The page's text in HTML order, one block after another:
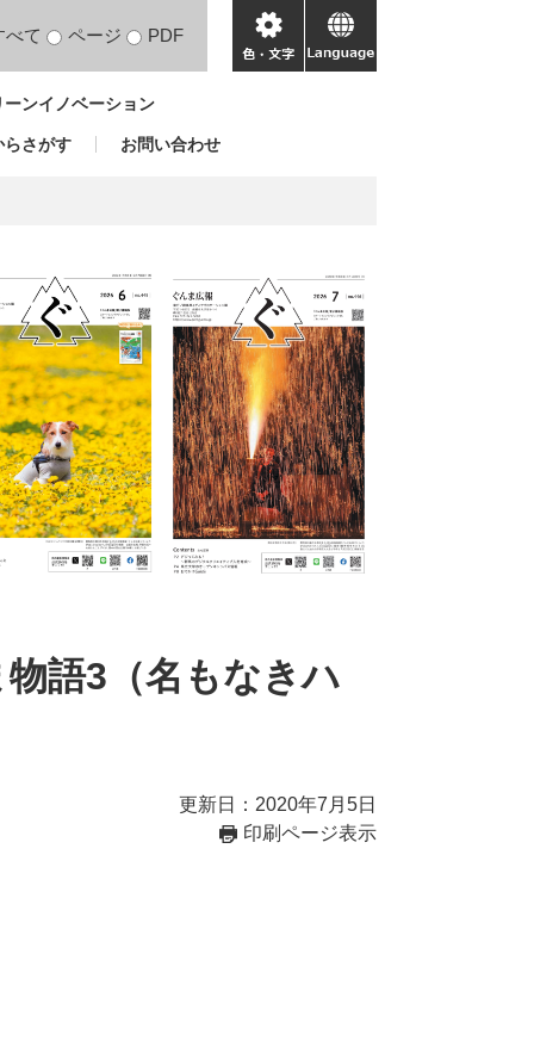
べて ページ PDF
色・
文
language
ーンイノベーション
らさがす お問い合わせ
語3（名もなきハ
更新日：2020年7月5日
印刷ページ表示